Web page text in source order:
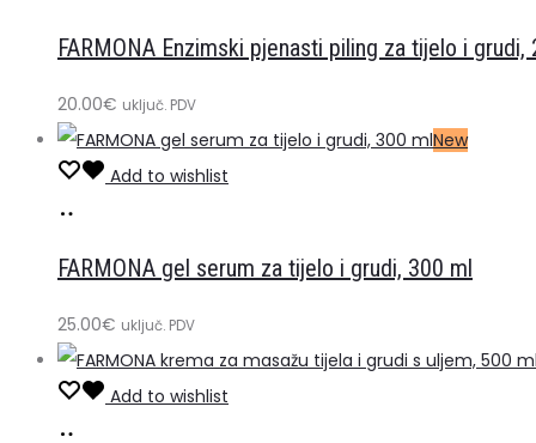
košaricu
FARMONA Enzimski pjenasti piling za tijelo i grudi,
20.00€ uključ. PDV
New
Add to wishlist
košaricu
FARMONA gel serum za tijelo i grudi, 300 ml
25.00€ uključ. PDV
Add to wishlist